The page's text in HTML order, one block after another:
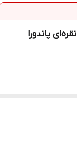
پاندورا